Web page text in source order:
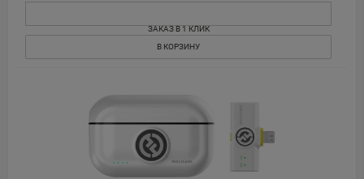
ЗАКАЗ В 1 КЛИК
В КОРЗИНУ